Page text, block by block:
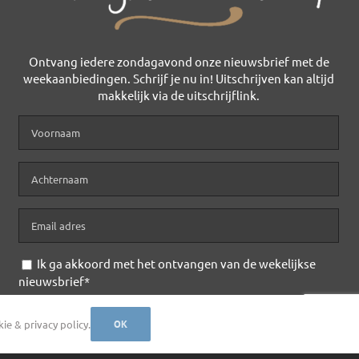
& privacy policy. OK
Ontvang iedere zondagavond onze nieuwsbrief met de
weekaanbiedingen. Schrijf je nu in! Uitschrijven kan altijd
makkelijk via de uitschrijflink.
Ik ga akkoord met het ontvangen van de wekelijkse
nieuwsbrief*